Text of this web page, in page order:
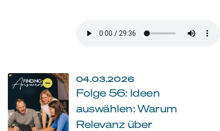
04.03.2026
Folge 56: Ideen
auswählen: Warum
Relevanz über